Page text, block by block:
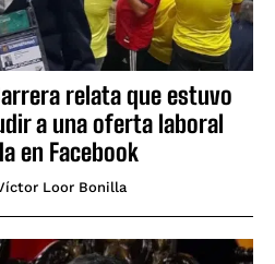
relata que estuvo
a una oferta laboral
en Facebook
Loor Bonilla